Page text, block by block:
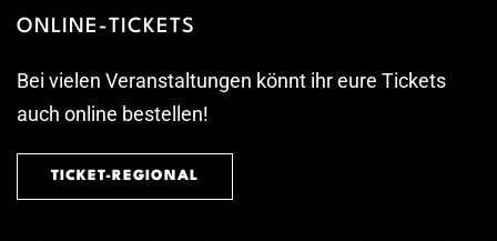
ONLINE-TICKETS
Bei vielen Veranstaltungen könnt ihr eure Tickets
auch online bestellen!
TICKET-REGIONAL